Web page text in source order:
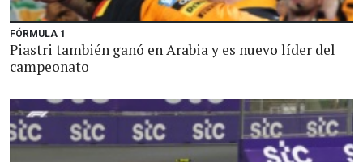
FÓRMULA 1
Piastri también ganó en Arabia y es nuevo líder del
campeonato